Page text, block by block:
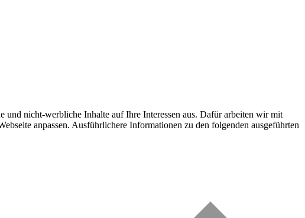
nicht-werbliche Inhalte auf Ihre Interessen aus. Dafür arbeiten wir mit
anpassen. Ausführlichere Informationen zu den folgenden ausgeführten